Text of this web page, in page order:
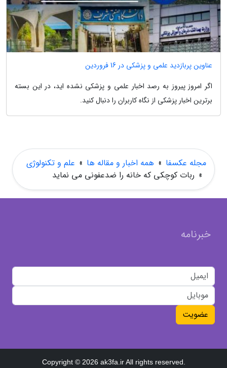
عناوین پربازدید علمی و پزشکی در 16 فروردین
اگر امروز پیروز به رصد اخبار علمی و پزشکی نشده اید، در این بسته
برترین اخبار پزشکی از نگاه کاربران را دنبال کنید.
مجله عکسفا » همه اخبار و مقاله ها » علم و تکنولوژی
» ربات کوچکی که خانه را ضدعفونی می نماید
خبرنامه
عضویت
Copyright © 2026 ak3fa.ir All rights reserved.